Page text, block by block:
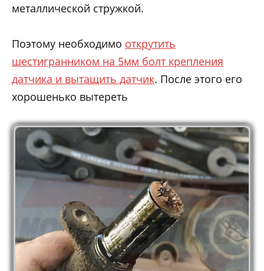
металлической стружкой.
Поэтому необходимо открутить
шестигранником на 5мм болт крепления
датчика и вытащить датчик. После этого его
хорошенько вытереть